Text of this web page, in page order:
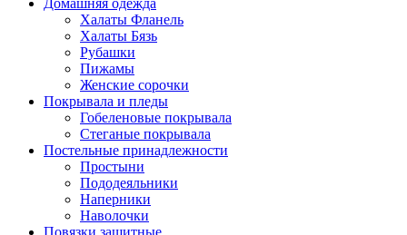
Халаты Фланель
Халаты Бязь
Рубашки
Пижамы
Женские сорочки
Покрывала и пледы
Гобеленовые покрывала
Стеганые покрывала
Постельные принадлежности
Простыни
Пододеяльники
Наперники
Наволочки
Повязки защитные